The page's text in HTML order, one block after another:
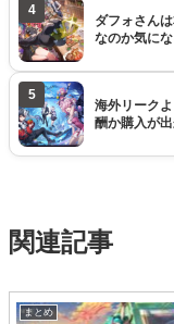
4
ダフォさん
なのか気に
5
海外リーク
酬か購入が
関連記事
まとめ